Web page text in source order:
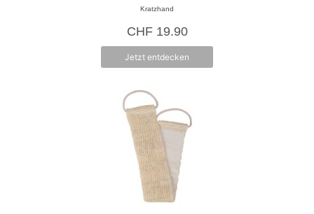
n
5
Kratzhand
CHF19.90
Jetzt entdecken